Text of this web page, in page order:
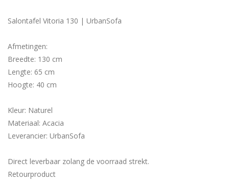
Salontafel Vitoria 130 | UrbanSofa
Afmetingen:
Breedte: 130 cm
Lengte: 65 cm
Hoogte: 40 cm
Kleur: Naturel
Materiaal: Acacia
Leverancier: UrbanSofa
Direct leverbaar zolang de voorraad strekt.
Retourproduct